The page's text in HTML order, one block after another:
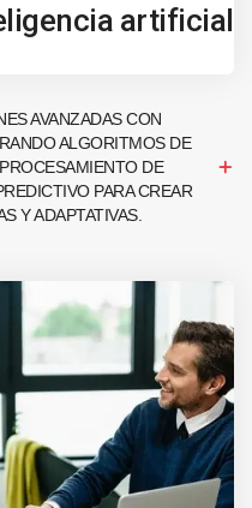
artificial
AVANZADAS CON
ALGORITMOS DE
DE
PARA CREAR
Y ADAPTATIVAS.